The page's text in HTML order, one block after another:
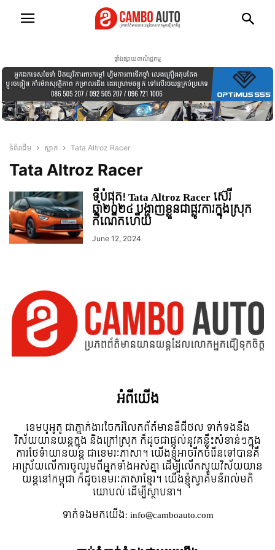
ផ្ទាំងផ្សាយពាណិជ្ជកម្ម
ទំព័រដើម ស្លាក Tata Altroz ​​Racer
Tata Altroz ​​Racer
ទីបំផុត! Tata Altroz ​​Racer ស៊េរី
ឆ្នាំ២០២៤ បង្ហាញខ្លួនជាផ្លូវការក្នុងស្រុក
កំណើតហើយ
June 12, 2024
អំពី​យើង
ខេមបូអូតូ ជាភ្នាក់ងារចែករំលែកព័ត៍មានឌីជីថល ទាក់ទងនឹង
វិស័យយានយន្តក្នុង និងក្រៅស្រុក ក៏ដូចជាផ្តល់នូវគន្លឹះសំខាន់ៗក្នុង
ការថែទំាយានយន្ត ជាខេមរៈភាសា។ យើងខ្ញុំអាចរីកចំរើនទៅបានគឺ
អាស្រ័យលើការចូលរួមពីអ្នកទាំងអស់គ្នា ដើម្បីលើកស្ទួយវិស័យយាន
យន្តនៅកម្ពុជា ក៏ដូចខេមរៈភាសាខ្មែរ។ យើងខ្ញុំស្វាគមន៌រាល់មតិ
យោបល់ ដើម្បីស្ថាបនា។
ទាក់ទង​មក​យើង:info@camboauto.com